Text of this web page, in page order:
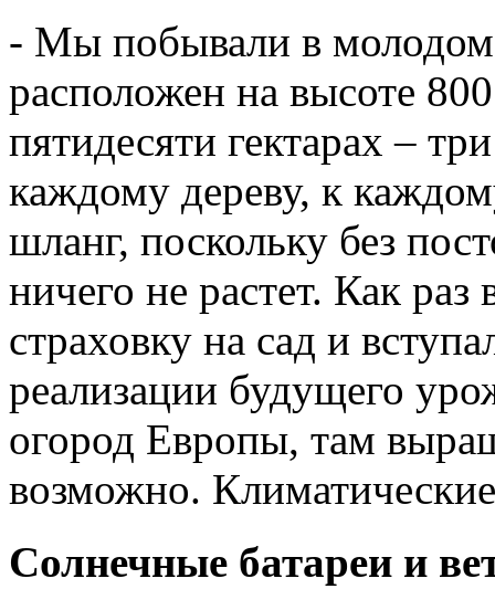
- Мы побывали в
расположен на высоте
пятидесяти гектарах –
каждому дереву, к
шланг, поскольку без
ничего не растет. Как
страховку на сад и
реализации будущего
огород Европы, там
возможно.
Солнечные батареи и